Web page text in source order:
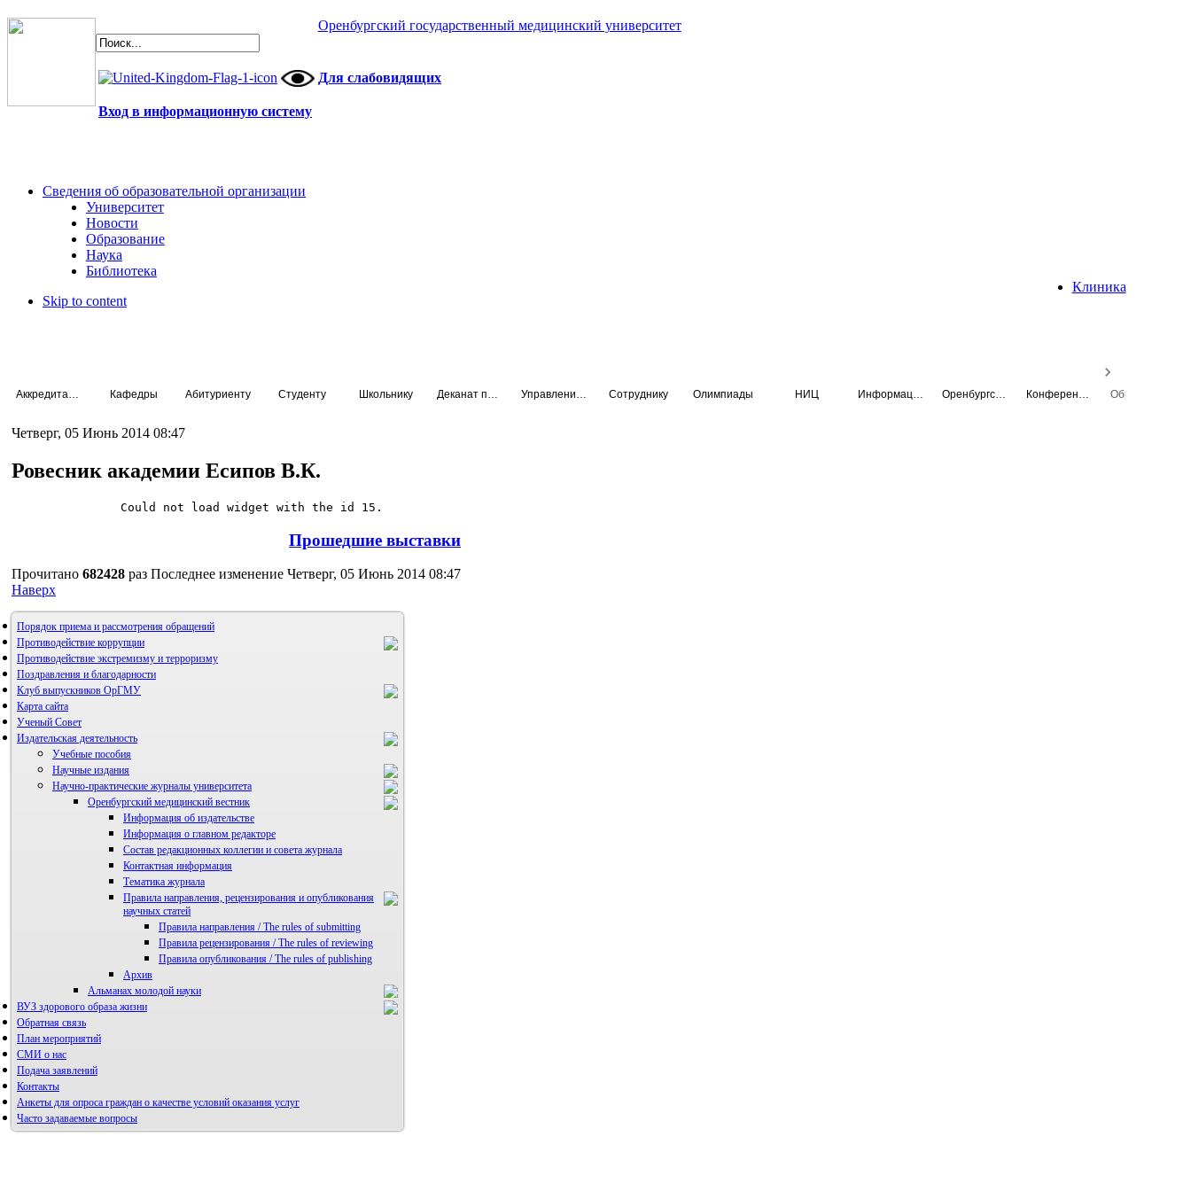
Оренбургский государственный медицинский университет
Для слабовидящих
Вход в информационную систему
Сведения об образовательной организации
Университет
Новости
Образование
Наука
Библиотека
Клиника
Skip to content
Кафедры Абитуриенту Студенту Школьнику Сотруднику Олимпиады НИЦ
Четверг, 05 Июнь 2014 08:47
Ровесник академии Есипов В.К.
Could not load widget with the id 15.
Прошедшие выставки
Прочитано 682428 раз Последнее изменение Четверг, 05 Июнь 2014 08:47
Наверх
Порядок приема и рассмотрения обращений
Противодействие коррупции
Противодействие экстремизму и терроризму
Поздравления и благодарности
Клуб выпускников ОрГМУ
Карта сайта
Ученый Совет
Издательская деятельность
Учебные пособия
Научные издания
Научно-практические журналы университета
Оренбургский медицинский вестник
Информация об издательстве
Информация о главном редакторе
Состав редакционных коллегии и совета журнала
Контактная информация
Тематика журнала
Правила направления, рецензирования и опубликования
научных статей
Правила направления / The rules of submitting
Правила рецензирования / The rules of reviewing
Правила опубликования / The rules of publishing
Архив
Альманах молодой науки
Редакция журнала
ВУЗ здорового образа жизни
Фотогалерея
Обратная связь
План мероприятий
СМИ о нас
Подача заявлений
Контакты
Анкеты для опроса граждан о качестве условий оказания услуг
Часто задаваемые вопросы